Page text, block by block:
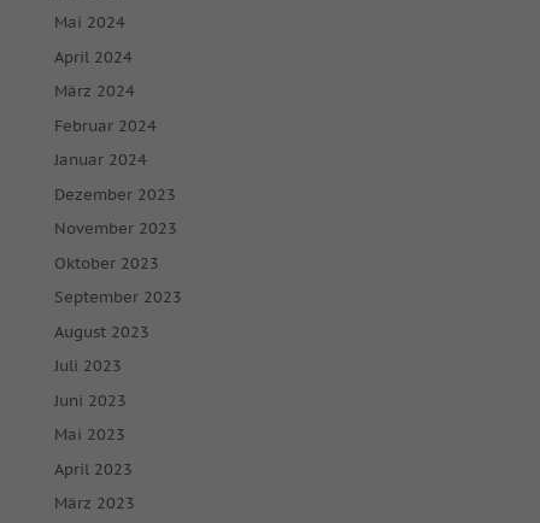
Mai 2024
April 2024
März 2024
Februar 2024
Januar 2024
Dezember 2023
November 2023
Oktober 2023
September 2023
August 2023
Juli 2023
Juni 2023
Mai 2023
April 2023
März 2023